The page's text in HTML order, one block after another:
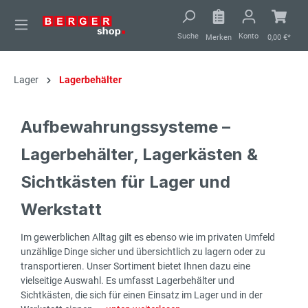
springen
Suche Merken Konto 0,00 €*
Lager Lagerbehälter
Aufbewahrungssysteme –
Lagerbehälter, Lagerkästen &
Sichtkästen für Lager und
Werkstatt
Im gewerblichen Alltag gilt es ebenso wie im privaten Umfeld
unzählige Dinge sicher und übersichtlich zu lagern oder zu
transportieren. Unser Sortiment bietet Ihnen dazu eine
vielseitige Auswahl. Es umfasst Lagerbehälter und
Sichtkästen, die sich für einen Einsatz im Lager und in der